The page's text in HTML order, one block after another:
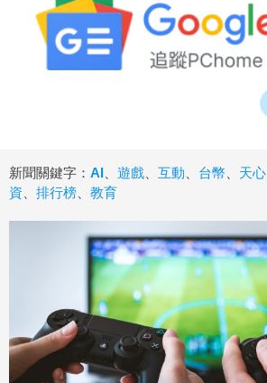
新聞關鍵字： AI 遊戲 互動 台幣 天心
資
排行榜 教育